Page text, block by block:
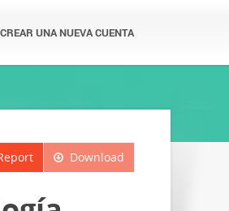
CREAR UNA NUEVA CUENTA
Download